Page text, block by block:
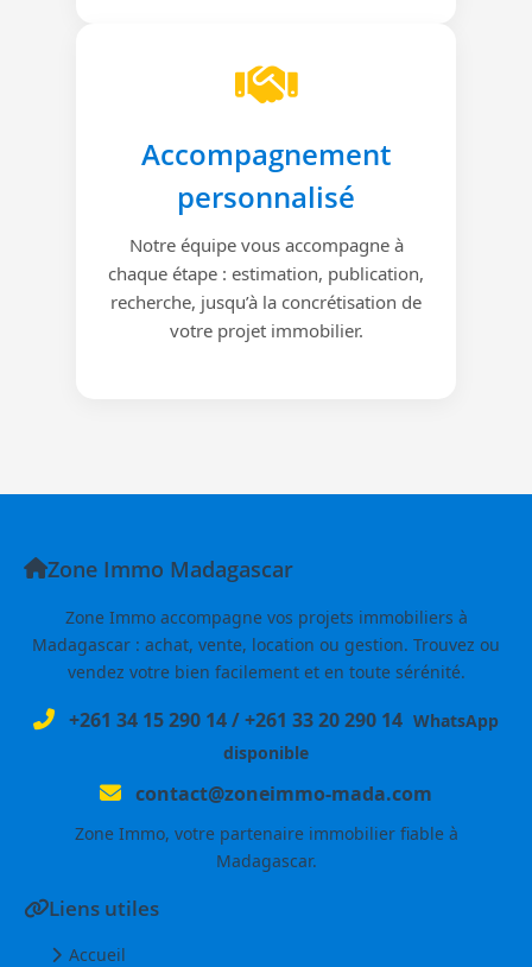
Accompagnement
personnalisé
Notre équipe vous accompagne à
chaque étape : estimation, publication,
recherche, jusqu’à la concrétisation de
votre projet immobilier.
Zone Immo Madagascar
Zone Immo accompagne vos projets immobiliers à
Madagascar : achat, vente, location ou gestion. Trouvez ou
vendez votre bien facilement et en toute sérénité.
+261 34 15 290 14/+261 33 20 290 14 WhatsApp
disponible
contact@zoneimmo-mada.com
Zone Immo, votre partenaire immobilier fiable à
Madagascar.
Liens utiles
Accueil